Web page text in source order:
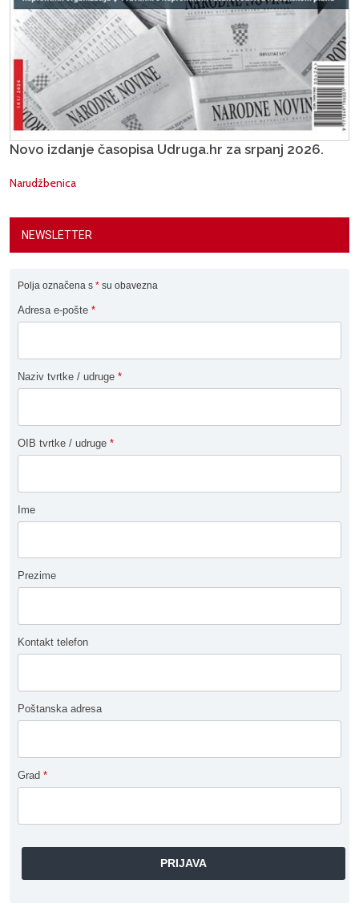
Novo izdanje časopisa Udruga.hr za srpanj 2026.
Narudžbenica
NEWSLETTER
Polja označena s * su obavezna
Adresa e-pošte *
Naziv tvrtke / udruge *
OIB tvrtke / udruge *
Ime
Prezime
Kontakt telefon
Poštanska adresa
Grad *